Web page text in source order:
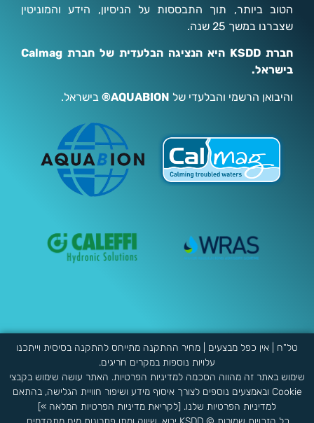
הטוב ביותר, תוך התבססות על הניסיון, הידע והמוניטין
שצברנו במשך 25 שנה.
חברת KSDD היא הנציגה הבלעדית של חברת Calmag
בישראל.
והיבואן הרשמי והבלעדי של AQUABION® בישראל.
טל"ח | אין כפל מבצעים | מחיר ההתקנה מתייחס להתקנה בסיסית וייתכנו
עלויות נוספות במקרים חריגים.
שימוש באתר זה מהווה הסכמה למדיניות הפרטיות. האתר עושה שימוש בקבצי
Cookie ובאמצעים נוספים לצורך איסוף מידע ושיפור חוויית הגלישה, בהתאם
למדיניות הפרטיות שלנו. [לקריאת מדיניות הפרטיות המלאה »]